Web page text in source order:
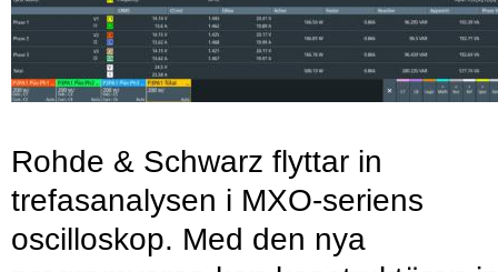
Rohde & Schwarz flyttar in
trefasanalysen i MXO-seriens
oscilloskop. Med den nya